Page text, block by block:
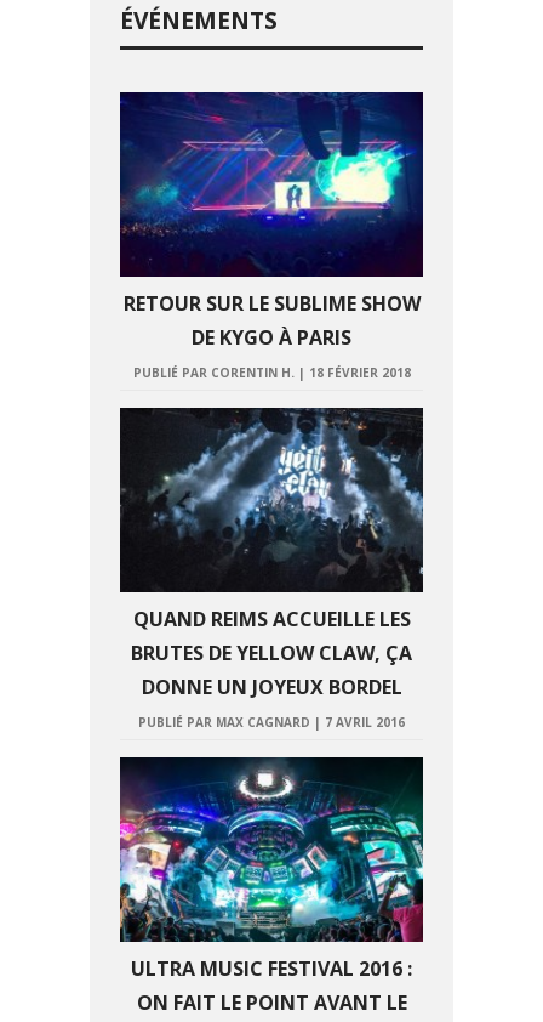
ÉVÉNEMENTS
RETOUR SUR LE SUBLIME SHOW
DE KYGO À PARIS
PUBLIÉ PAR CORENTIN H.| 18 FÉVRIER 2018
QUAND REIMS ACCUEILLE LES
BRUTES DE YELLOW CLAW, ÇA
DONNE UN JOYEUX BORDEL
PUBLIÉ PAR MAX CAGNARD | 7 AVRIL 2016
ULTRA MUSIC FESTIVAL 2016 :
ON FAIT LE POINT AVANT LE